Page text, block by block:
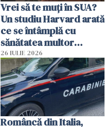
Vrei să te muți în SUA?
Un studiu Harvard arată
ce se întâmplă cu
sănătatea multor
imigranți
26 IULIE 2026
Româncă din Italia,